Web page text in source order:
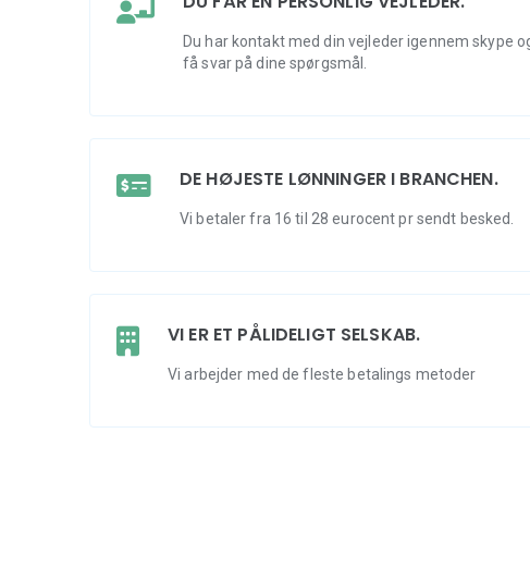
Du har kontakt med din vejleder igennem skype
få svar på dine spørgsmål.
DE HØJESTE LØNNINGER I BRANCHEN.
Vi betaler fra 16 til 28 eurocent pr sendt besked.
VI ER ET PÅLIDELIGT SELSKAB.
Vi arbejder med de fleste betalings metoder